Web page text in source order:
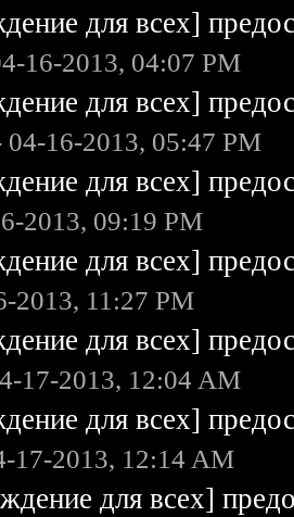
для всех]
16-2013, 04:07 PM
для всех]
04-16-2013, 05:47 PM
для всех]
2013, 09:19 PM
для всех]
2013, 11:27 PM
для всех]
17-2013, 12:04 AM
для всех]
17-2013, 12:14 AM
для всех]